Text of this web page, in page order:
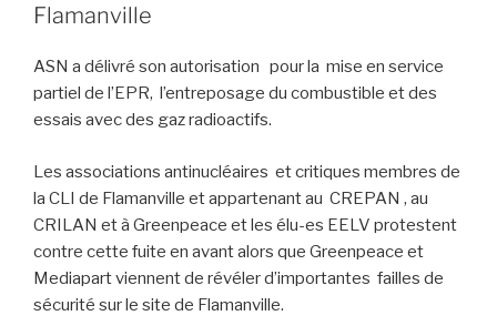
Flamanville
ASN a délivré son autorisation pour la mise en service
partiel de l’EPR, l’entreposage du combustible et des
essais avec des gaz radioactifs.
Les associations antinucléaires et critiques membres de
la CLI de Flamanville et appartenant au CREPAN , au
CRILAN et à Greenpeace et les élu-es EELV protestent
contre cette fuite en avant alors que Greenpeace et
Mediapart viennent de révéler d’importantes failles de
sécurité sur le site de Flamanville.